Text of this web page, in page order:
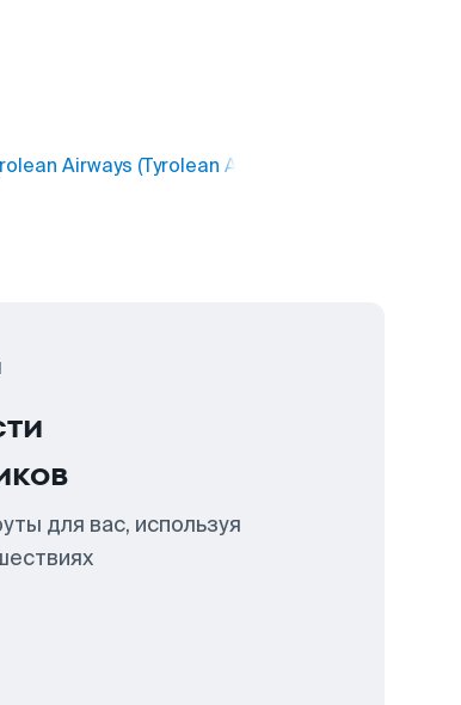
Airways (Tyrolean Airways)
для вас, используя